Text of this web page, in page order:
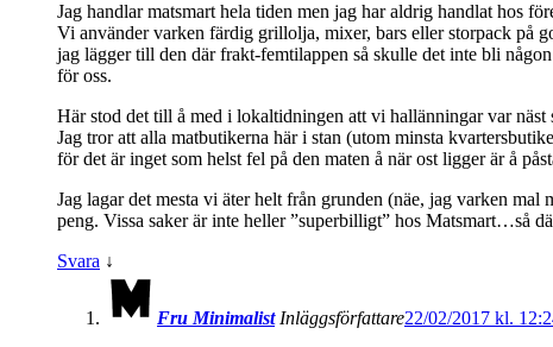
Jag handlar matsmart hela tiden men jag har aldrig handlat hos
Vi använder varken färdig grillolja, mixer, bars eller storpack på
jag lägger till den där frakt-femtilappen så skulle det inte bli
för oss.
Här stod det till å med i lokaltidningen att vi hallänningar var
Jag tror att alla matbutikerna här i stan (utom minsta
för det är inget som helst fel på den maten å när ost ligger är å
Jag lagar det mesta vi äter helt från grunden (näe, jag varken
peng. Vissa saker är inte heller ”superbilligt” hos Matsmart…så
Svara ↓
Fru Minimalist Inläggsförfattare22/02/2017 kl.